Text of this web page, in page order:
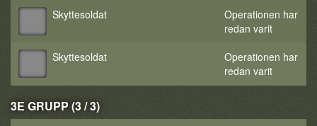
Skyttesoldat
Operationen har
redan varit
Skyttesoldat
Operationen har
redan varit
3E GRUPP (3 / 3)